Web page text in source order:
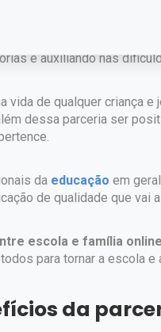
a escola tem o
vez, tem o papel de dar a
e auxiliando nas
de qualquer criança e
dessa parceria ser
da educação em
de qualidade que vai
escola e família
para tornar a escola
da